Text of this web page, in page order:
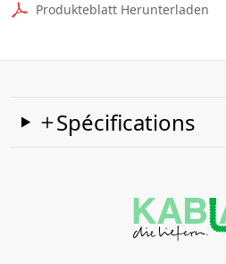
Produkteblatt Herunterladen
Spécifications